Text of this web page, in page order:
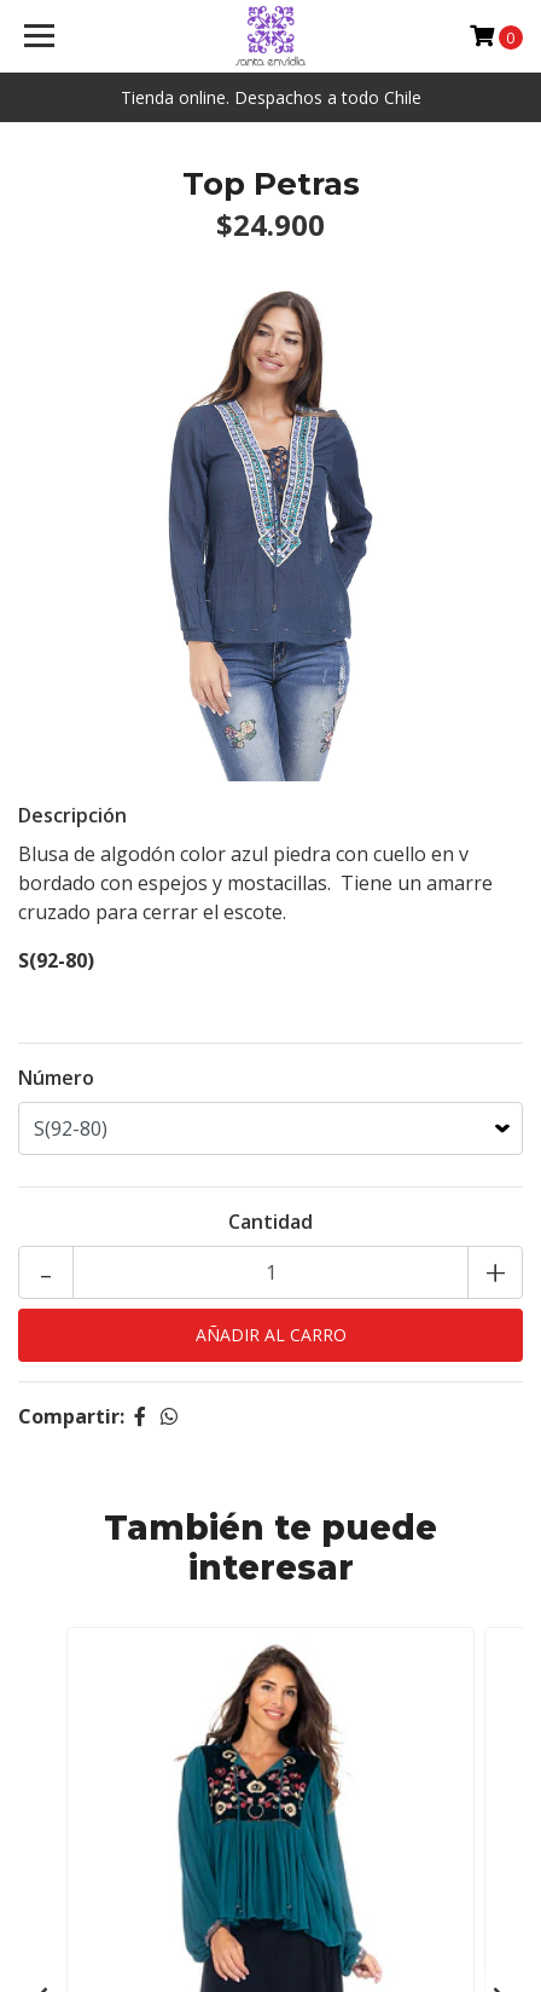
Tienda online. Despachos a todo Chile
0
Top Petras
$24.900
Descripción
Blusa de algodón color azul piedra con cuello en v
bordado con espejos y mostacillas. Tiene un amarre
cruzado para cerrar el escote.
S(92-80)
Número
Cantidad
+
-
Compartir:
También te puede
interesar